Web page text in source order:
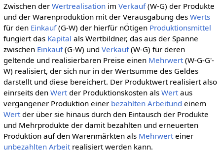
Zwischen der Wertrealisationim Verkauf(W-G) der Produkte
und der Warenproduktion mit der Verausgabung des Werts
für den Einkauf(G-W) der hierfür nÖtigen Produktionsmittel
fungiert das Kapital als Wertbildner, das aus der Spanne
zwischen Einkauf(G-W) und Verkauf(W-G) für deren
geltende und realisierbaren Preise einen Mehrwert(W-G-G'-
W) realisiert, der sich nur in der Wertsumme des Geldes
darstellt und diese bereichert. Der Produktwert realisiert also
einrseits den Wertder Produktionskosten als Wertaus
vergangener Produktion einer bezahlten Arbeitund einem
Wertder über sie hinaus durch den Eintausch der Produkte
und Mehrprodukte der damit bezahlten und erneuerten
Produktion auf den Warenmärkten als Mehrwerteiner
unbezahlten Arbeitrealisiert werden kann.